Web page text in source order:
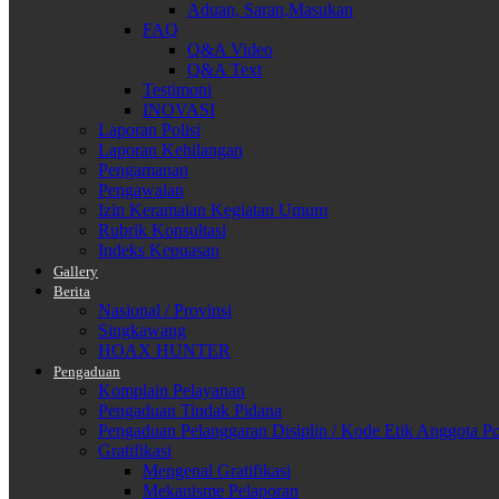
Aduan, Saran,Masukan
FAQ
Q&A Video
Q&A Text
Testimoni
INOVASI
Laporan Polisi
Laporan Kehilangan
Pengamanan
Pengawalan
Izin Keramaian Kegiatan Umum
Rubrik Konsultasi
Indeks Kepuasan
Gallery
Berita
Nasional / Provinsi
Singkawang
HOAX HUNTER
Pengaduan
Komplain Pelayanan
Pengaduan Tindak Pidana
Pengaduan Pelanggaran Disiplin / Kode Etik Anggota
Gratifikasi
Mengenal Gratifikasi
Mekanisme Pelaporan